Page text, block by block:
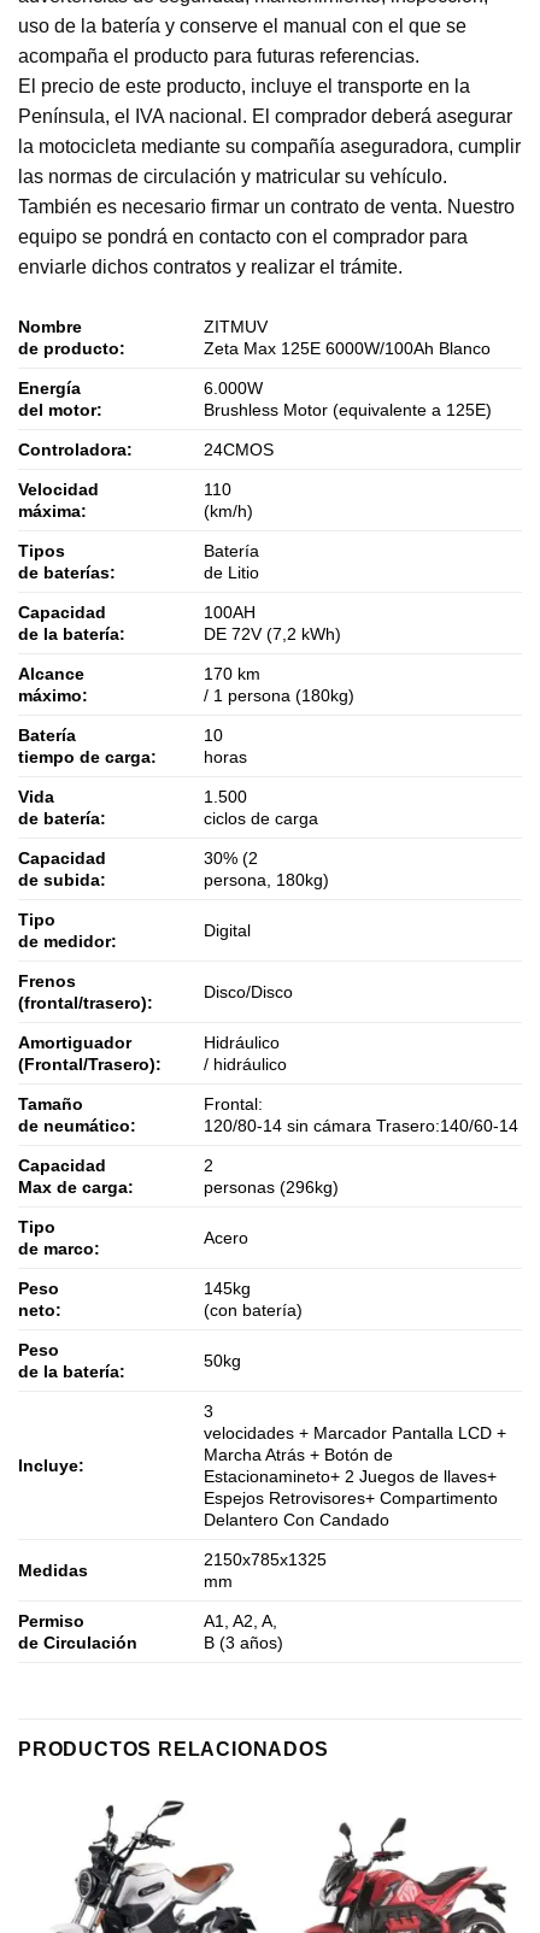
uso de la batería y conserve el manual con el que se
acompaña el producto para futuras referencias.
El precio de este producto, incluye el transporte en la
Península, el IVA nacional. El comprador deberá asegurar
la motocicleta mediante su compañía aseguradora, cumplir
las normas de circulación y matricular su vehículo.
También es necesario firmar un contrato de venta. Nuestro
equipo se pondrá en contacto con el comprador para
enviarle dichos contratos y realizar el trámite.
Nombre
de producto:
ZITMUV
Zeta Max 125E 6000W/100Ah Blanco
Energía
del motor:
6.000W
Brushless Motor (equivalente a 125E)
Controladora: 24CMOS
Velocidad
máxima:
110
(km/h)
Tipos
de baterías:
Batería
de Litio
Capacidad
de la batería:
100AH
DE 72V (7,2 kWh)
Alcance
máximo:
170 km
/ 1 persona (180kg)
Batería
tiempo de carga:
10
horas
Vida
de batería:
1.500
ciclos de carga
Capacidad
de subida:
30% (2
persona, 180kg)
Tipo
de medidor:
Digital
Frenos
(frontal/trasero):
Disco/Disco
Amortiguador
(Frontal/Trasero):
Hidráulico
/ hidráulico
Tamaño
de neumático:
Frontal:
120/80-14 sin cámara Trasero:140/60-14
Capacidad
Max de carga:
2
personas (296kg)
Tipo
de marco:
Acero
Peso
neto:
145kg
(con batería)
Peso
de la batería:
50kg
Incluye:
3
velocidades + Marcador Pantalla LCD +
Marcha Atrás + Botón de
Estacionamineto+ 2 Juegos de llaves+
Espejos Retrovisores+ Compartimento
Delantero Con Candado
Medidas
2150x785x1325
mm
Permiso
de Circulación
A1, A2, A,
B (3 años)
PRODUCTOS RELACIONADOS